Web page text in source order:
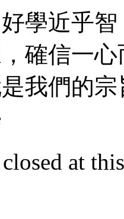
好學近乎
確信一
我們的
at